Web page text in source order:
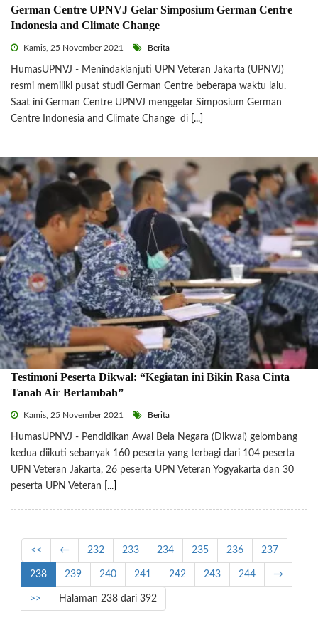
German Centre UPNVJ Gelar Simposium German Centre
Indonesia and Climate Change
Kamis, 25 November 2021 Berita
HumasUPNVJ - Menindaklanjuti UPN Veteran Jakarta (UPNVJ)
resmi memiliki pusat studi German Centre beberapa waktu lalu.
Saat ini German Centre UPNVJ menggelar Simposium German
Centre Indonesia and Climate Change di
[...]
Testimoni Peserta Dikwal: “Kegiatan ini Bikin Rasa Cinta
Tanah Air Bertambah”
Kamis, 25 November 2021 Berita
HumasUPNVJ - Pendidikan Awal Bela Negara (Dikwal) gelombang
kedua diikuti sebanyak 160 peserta yang terbagi dari 104 peserta
UPN Veteran Jakarta, 26 peserta UPN Veteran Yogyakarta dan 30
peserta UPN Veteran
[...]
<< ← 232 233 234 235 236 237
238 239 240 241 242 243 244 →
>> Halaman 238 dari 392